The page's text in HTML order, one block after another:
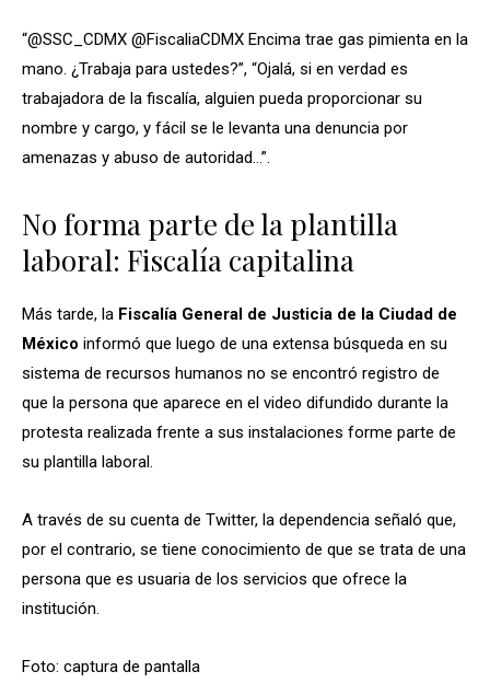
“@SSC_CDMX @FiscaliaCDMX Encima trae gas pimienta en la
mano. ¿Trabaja para ustedes?”, “Ojalá, si en verdad es
trabajadora de la fiscalía, alguien pueda proporcionar su
nombre y cargo, y fácil se le levanta una denuncia por
amenazas y abuso de autoridad…”.
No forma parte de la plantilla
laboral: Fiscalía capitalina
Más tarde, la Fiscalía General de Justicia de la Ciudad de
México informó que luego de una extensa búsqueda en su
sistema de recursos humanos no se encontró registro de
que la persona que aparece en el video difundido durante la
protesta realizada frente a sus instalaciones forme parte de
su plantilla laboral.
A través de su cuenta de Twitter, la dependencia señaló que,
por el contrario, se tiene conocimiento de que se trata de una
persona que es usuaria de los servicios que ofrece la
institución.
Foto: captura de pantalla